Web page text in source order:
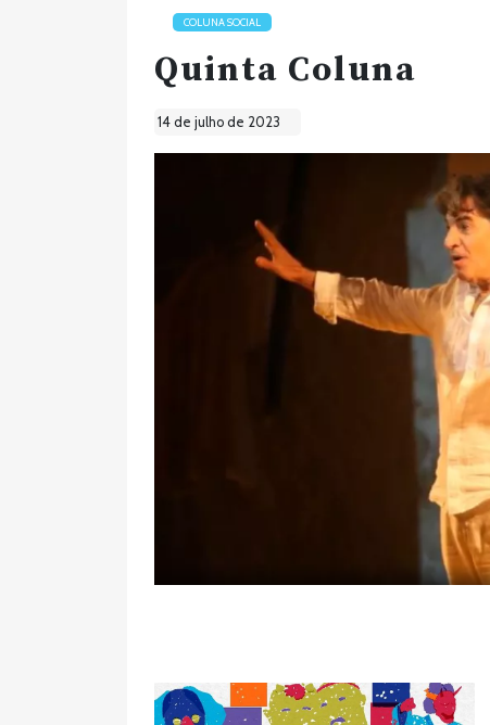
COLUNA SOCIAL
Quinta Coluna
14 de julho de 2023